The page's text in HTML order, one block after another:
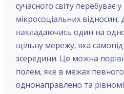
сучасного світу перебуває
мікросоціальних відносин,
накладаючись один на
щільну мережу, яка
зсередини. Це можна
полем, яке в межах
однонаправлено та